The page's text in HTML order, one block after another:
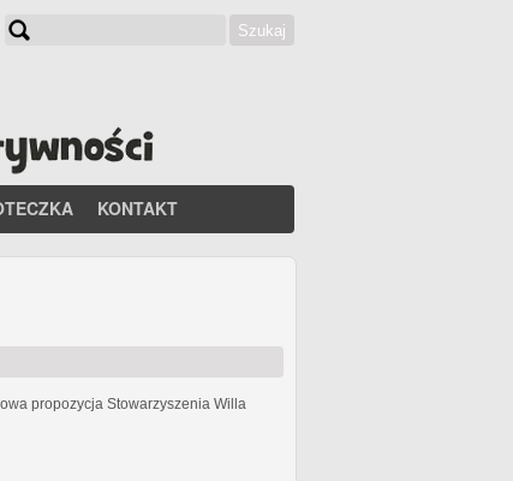
Szukaj
KONTAKT
propozycja Stowarzyszenia Willa